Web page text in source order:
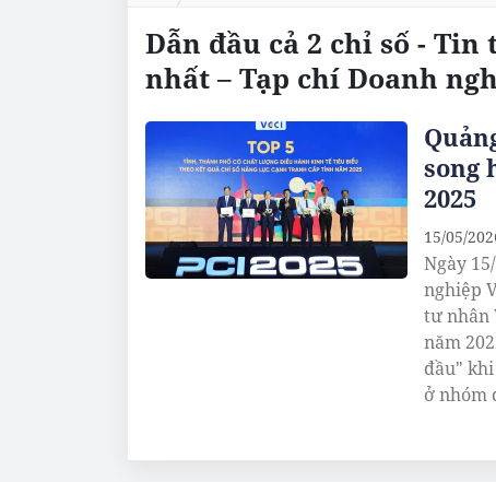
Dẫn đầu cả 2 chỉ số -
nhất – Tạp chí Doanh
song
2025
Ngày
nghiệp
tư nhân
năm
đầu"
ở nhóm
15/05/